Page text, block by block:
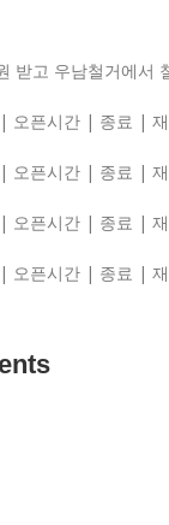
받고 우남철거에서
오픈시간 | 종료 |
오픈시간 | 종료 |
오픈시간 | 종료 |
오픈시간 | 종료 |